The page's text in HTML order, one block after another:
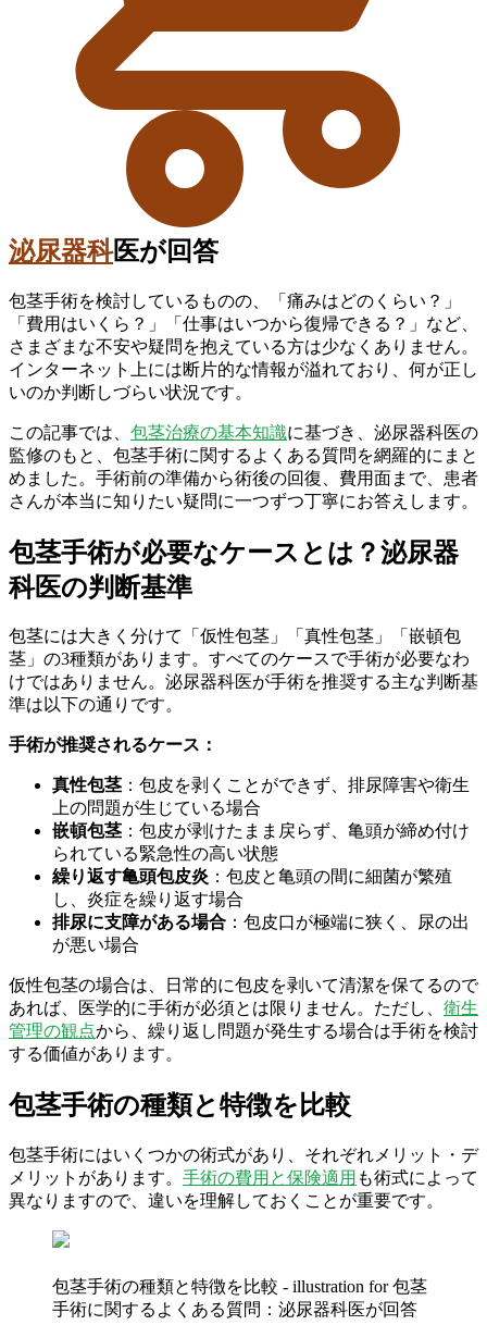
泌尿器科医が回答
包茎手術を検討しているものの、「痛みはどのくらい？」
「費用はいくら？」「仕事はいつから復帰できる？」など、
さまざまな不安や疑問を抱えている方は少なくありません。
インターネット上には断片的な情報が溢れており、何が正し
いのか判断しづらい状況です。
この記事では、 包茎治療の基本知識に基づき、泌尿器科医の
監修のもと、包茎手術に関するよくある質問を網羅的にまと
めました。手術前の準備から術後の回復、費用面まで、患者
さんが本当に知りたい疑問に一つずつ丁寧にお答えします。
包茎手術が必要なケースとは？泌尿器
科医の判断基準
包茎には大きく分けて「仮性包茎」「真性包茎」「嵌頓包
茎」の3種類があります。すべてのケースで手術が必要なわ
けではありません。泌尿器科医が手術を推奨する主な判断基
準は以下の通りです。
手術が推奨されるケース：
真性包茎 ：包皮を剥くことができず、排尿障害や衛生
上の問題が生じている場合
嵌頓包茎 ：包皮が剥けたまま戻らず、亀頭が締め付け
られている緊急性の高い状態
繰り返す亀頭包皮炎 ：包皮と亀頭の間に細菌が繁殖
し、炎症を繰り返す場合
排尿に支障がある場合 ：包皮口が極端に狭く、尿の出
が悪い場合
仮性包茎の場合は、日常的に包皮を剥いて清潔を保てるので
あれば、医学的に手術が必須とは限りません。ただし、 衛生
管理の観点から、繰り返し問題が発生する場合は手術を検討
する価値があります。
包茎手術の種類と特徴を比較
包茎手術にはいくつかの術式があり、それぞれメリット・デ
メリットがあります。 手術の費用と保険適用 も術式によって
異なりますので、違いを理解しておくことが重要です。
包茎手術の種類と特徴を比較 - illustration for 包茎
手術に関するよくある質問：泌尿器科医が回答